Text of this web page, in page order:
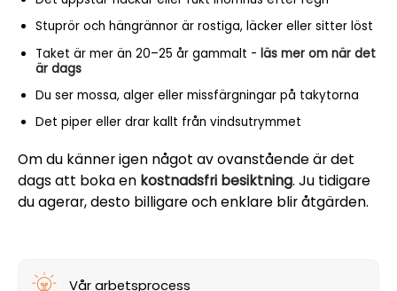
Stuprör och hängrännor är rostiga, läcker eller sitter löst
Taket är mer än 20–25 år gammalt - läs mer om när det
är dags
Du ser mossa, alger eller missfärgningar på takytorna
Det piper eller drar kallt från vindsutrymmet
Om du känner igen något av ovanstående är det
dags att boka en kostnadsfri besiktning. Ju tidigare
du agerar, desto billigare och enklare blir åtgärden.
Vår arbetsprocess